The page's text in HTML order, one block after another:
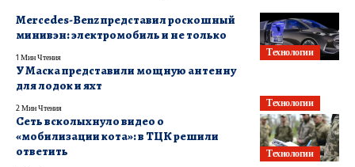
Технологии
Mercedes-Benz представил роскошный
минивэн: электромобиль и не только
1 Мин Чтения
Технологии
У Маска представили мощную антенну
для лодок и яхт
2 Мин Чтения
Технологии
Сеть всколыхнуло видео о
«мобилизации кота»: в ТЦК решили
ответить